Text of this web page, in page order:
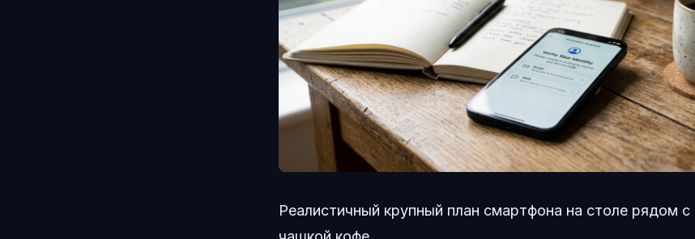
Реалистичный крупный план смартфона на столе рядом